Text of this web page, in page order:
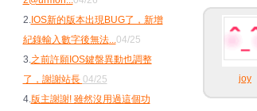
2.IOS新的版本出現BUG了，新增
紀錄輸入數字後無法...04/25
3.之前許願IOS鍵盤異動也調整
了，謝謝站長 04/25
4.版主謝謝! 雖然沒用過這個功
joy